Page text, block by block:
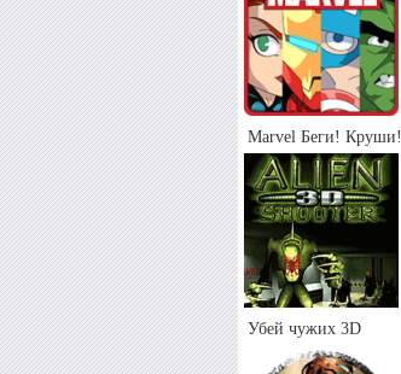
Marvel Беги! Круши!
Убей чужих 3D